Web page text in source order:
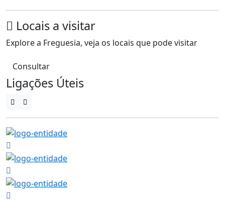
Locais a visitar
Explore a Freguesia, veja os locais que pode visitar
Consultar
Ligações Úteis